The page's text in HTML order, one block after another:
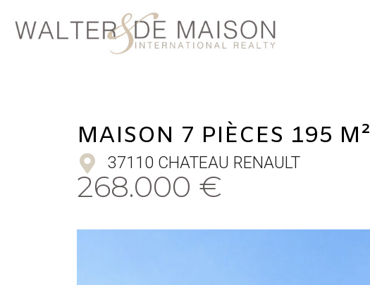
MAISON 7 PIÈCES 195 M²
37110 CHATEAU RENAULT
268.000 €